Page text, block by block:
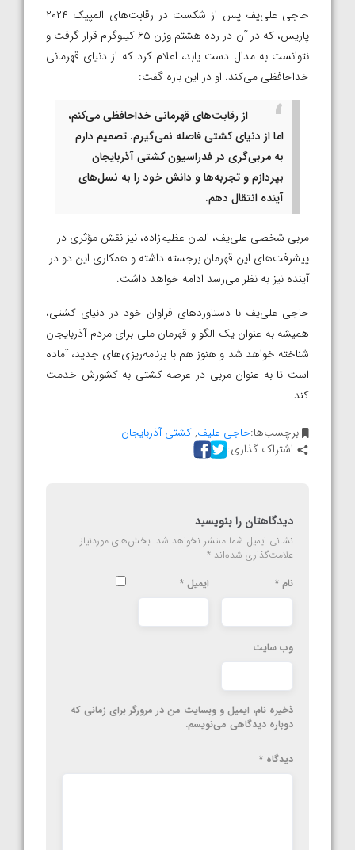
حاجی علی‌یف پس از شکست در رقابت‌های المپیک ۲۰۲۴
پاریس، که در آن در رده هشتم وزن ۶۵ کیلوگرم قرار گرفت و
نتوانست به مدال دست یابد، اعلام کرد که از دنیای قهرمانی
خداحافظی می‌کند. او در این باره گفت:
از رقابت‌های قهرمانی خداحافظی می‌کنم،
اما از دنیای کشتی فاصله نمی‌گیرم. تصمیم دارم
به مربی‌گری در فدراسیون کشتی آذربایجان
بپردازم و تجربه‌ها و دانش خود را به نسل‌های
آینده انتقال دهم.
مربی شخصی علی‌یف، المان عظیم‌زاده، نیز نقش مؤثری در
پیشرفت‌های این قهرمان برجسته داشته و همکاری این دو در
آینده نیز به نظر می‌رسد ادامه خواهد داشت.
حاجی علی‌یف با دستاورد‌های فراوان خود در دنیای کشتی،
همیشه به عنوان یک الگو و قهرمان ملی برای مردم آذربایجان
شناخته خواهد شد و هنوز هم با برنامه‌ریزی‌های جدید، آماده
است تا به عنوان مربی در عرصه کشتی به کشورش خدمت
کند.
برچسب‌ها:حاجی علیف,کشتی آذربایجان
اشتراک گذاری:
دیدگاهتان را بنویسید
نشانی ایمیل شما منتشر نخواهد شد. بخش‌های موردنیاز
علامت‌گذاری شده‌اند *
نام * ایمیل *
وب‌ سایت
ذخیره نام، ایمیل و وبسایت من در مرورگر برای زمانی که
دوباره دیدگاهی می‌نویسم.
دیدگاه *